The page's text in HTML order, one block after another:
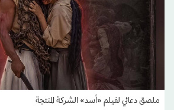
ملصق دعائي لفيلم «أسد» الشركة المنتجة